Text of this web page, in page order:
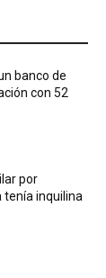
banco de
con 52
por
tenía inquilina